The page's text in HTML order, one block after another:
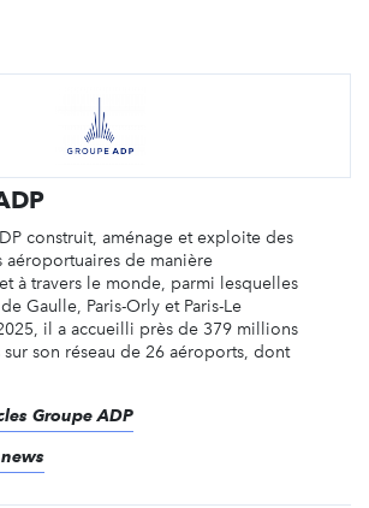
construit, aménage et exploite des
aéroportuaires de manière
à travers le monde, parmi lesquelles
Gaulle, Paris-Orly et Paris-Le
il a accueilli près de 379 millions
sur son réseau de 26 aéroports, dont
Groupe ADP